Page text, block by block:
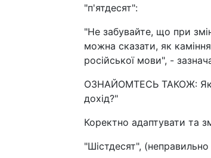
"п'ятдесят":
"Не забувайте, що при
можна сказати, як
російської мови", -
ОЗНАЙОМТЕСЬ ТАКОЖ:
дохід?"
Коректно адаптувати та
"Шістдесят",